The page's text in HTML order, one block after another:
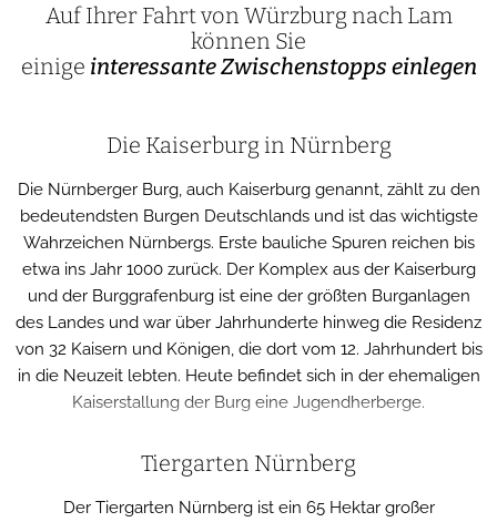
Auf Ihrer Fahrt von Würzburg nach Lam
können Sie
einige interessante Zwischenstopps einlegen
Die Kaiserburg in Nürnberg
Die Nürnberger Burg, auch Kaiserburg genannt, zählt zu den
bedeutendsten Burgen Deutschlands und ist das wichtigste
Wahrzeichen Nürnbergs. Erste bauliche Spuren reichen bis
etwa ins Jahr 1000 zurück. Der Komplex aus der Kaiserburg
und der Burggrafenburg ist eine der größten Burganlagen
des Landes und war über Jahrhunderte hinweg die Residenz
von 32 Kaisern und Königen, die dort vom 12. Jahrhundert bis
in die Neuzeit lebten. Heute befindet sich in der ehemaligen
Kaiserstallung der Burg eine Jugendherberge.
Tiergarten Nürnberg
Der Tiergarten Nürnberg ist ein 65 Hektar großer